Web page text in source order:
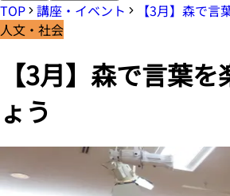
TOP 講座・イベント
【3月】森で言
人文・社会
【3月】森で言葉
ょう